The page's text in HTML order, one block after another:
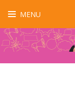
MENU